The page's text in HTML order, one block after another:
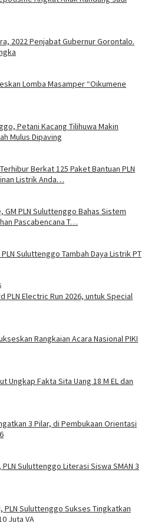
2022 Penjabat Gubernur Gorontalo.
Lomba Masamper “Oikumene
Petani Kacang Tilihuwa Makin
Mulus Dipaving
Berkat 125 Paket Bantuan PLN
Listrik Anda…
GM PLN Suluttenggo Bahas Sistem
Pascabencana T…
Suluttenggo Tambah Daya Listrik PT
PLN Electric Run 2026, untuk Special
Rangkaian Acara Nasional PIKI
Ungkap Fakta Sita Uang 18 M EL dan
3 Pilar, di Pembukaan Orientasi
Suluttenggo Literasi Siswa SMAN 3
PLN Suluttenggo Sukses Tingkatkan
Juta VA